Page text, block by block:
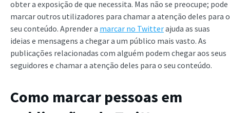
obter a exposição de que necessita. Mas não se preocupe; pode
marcar outros utilizadores para chamar a atenção deles para o
seu conteúdo. Aprender a marcar no Twitterajuda as suas
ideias e mensagens a chegar a um público mais vasto. As
publicações relacionadas com alguém podem chegar aos seus
seguidores e chamar a atenção deles para o seu conteúdo.
Como marcar pessoas em